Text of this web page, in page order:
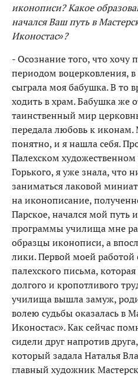
иконописи? Какое
начался Ваш путь в
Иконостас»?
- Осознание того, что хочу
периодом воцерковления,
сыграла моя бабушка. В то
ходить в храм. Бабушка же
таинственный мир
передала любовь к иконам.
понятно, и я нашла себя.
Палехском
Горького, я уже знала, что
заниматься лаковой
на иконописание,
Парское, начался мой путь
программы училища мне
образцы иконописи, а
лики. Первой моей работой
палехского письма,
долгого и кропотливого
училища вышла замуж,
волею судьбы оказалась в
Иконостас». Как сейчас
сидели друг напротив
который задала Наталья
главный художник